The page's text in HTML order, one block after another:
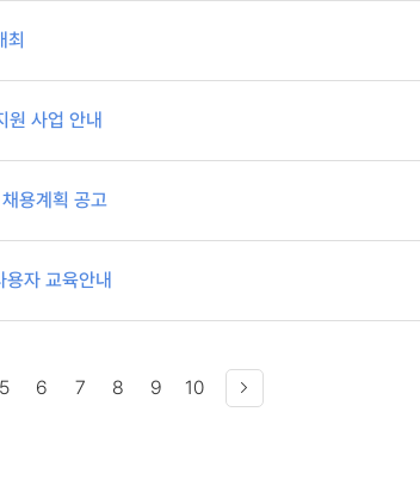
최
원 사업 안내
용계획 공고
자 교육안내
5 6 7 8 9 10